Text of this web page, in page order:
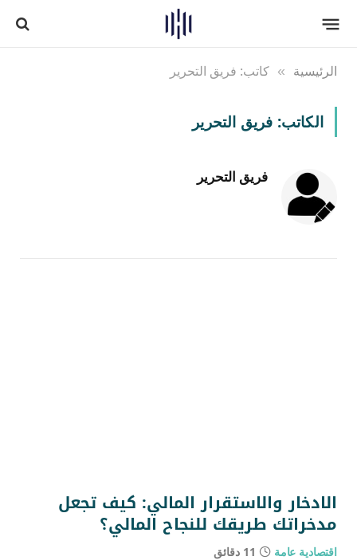
الرئيسية » كاتب: فريق التحرير
الكاتب: فريق التحرير
فريق التحرير
الادخار والاستقرار المالي: كيف تجعل
مدخراتك طريقك للنجاح المالي؟
اقتصادية عامة 11 دقائق